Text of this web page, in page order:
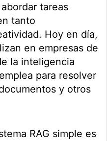
tareas
tanto
Hoy en día,
en empresas de
la inteligencia
para resolver
y otros
RAG simple es